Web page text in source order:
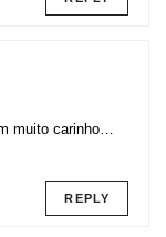
muito carinho…
REPLY